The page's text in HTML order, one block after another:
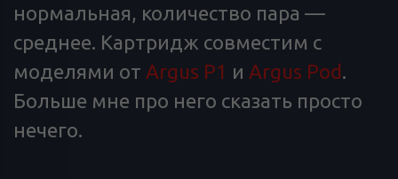
нормальная, количество пара —
среднее. Картридж совместим с
моделями от Argus P1 и Argus Pod.
Больше мне про него сказать просто
нечего.